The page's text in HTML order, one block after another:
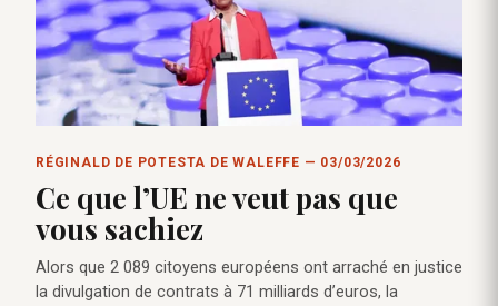
RÉGINALD DE POTESTA DE WALEFFE — 03/03/2026
Ce que l’UE ne veut pas que
vous sachiez
Alors que 2 089 citoyens européens ont arraché en justice
la divulgation de contrats à 71 milliards d’euros, la